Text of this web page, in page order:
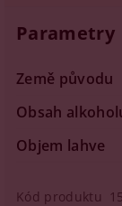
Parametry
Země původu
Obsah
Objem lahve
Kód produktu